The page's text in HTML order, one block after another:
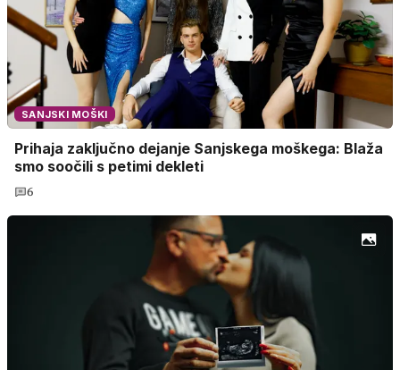
SANJSKI MOŠKI
Prihaja zaključno dejanje Sanjskega moškega: Blaža
smo soočili s petimi dekleti
6